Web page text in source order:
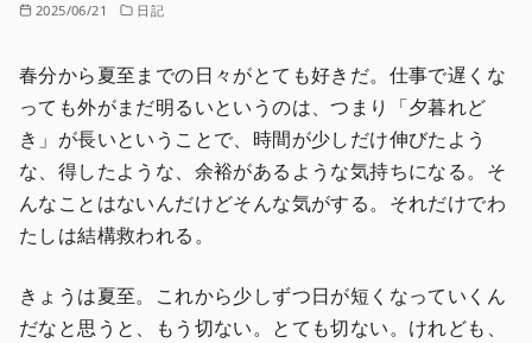
2025/06/21 日記
春分から夏至までの日々がとても好きだ。仕事で遅くな
っても外がまだ明るいというのは、つまり「夕暮れど
き」が長いということで、時間が少しだけ伸びたよう
な、得したような、余裕があるような気持ちになる。そ
んなことはないんだけどそんな気がする。それだけでわ
たしは結構救われる。
きょうは夏至。これから少しずつ日が短くなっていくん
だなと思うと、もう切ない。とても切ない。けれども、